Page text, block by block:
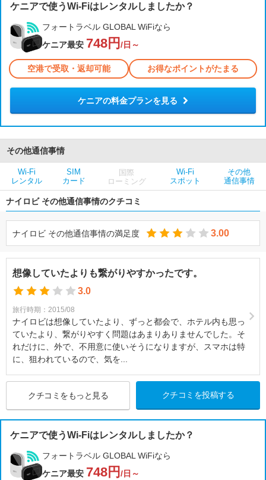
ケニアで使うWi-Fiはレンタルしましたか？
フォートラベル GLOBAL WiFiなら
ケニア最安 748円 /日～
空港で受取・返却可能 お得なポイントがたまる
ケニアの料金プランを見る
その他通信事情
Wi-Fi
レンタル
SIM
カード
国際
ローミング
Wi-Fi
スポット
その他
通信事情
ナイロビ その他通信事情のクチコミ
ナイロビ その他通信事情の満足度 3.00
想像していたよりも繋がりやすかったです。
3.0
旅行時期：2015/08
ナイロビは想像していたより、ずっと都会で、ホテル内も思っ
ていたより、繋がりやすく問題はあまりありませんでした。そ
れだけに、外で、不用意に使いそうになりますが、スマホは特
に、狙われているので、気を...
クチコミをもっと見る クチコミを投稿する
ケニアで使うWi-Fiはレンタルしましたか？
フォートラベル GLOBAL WiFiなら
ケニア最安 748円 /日～